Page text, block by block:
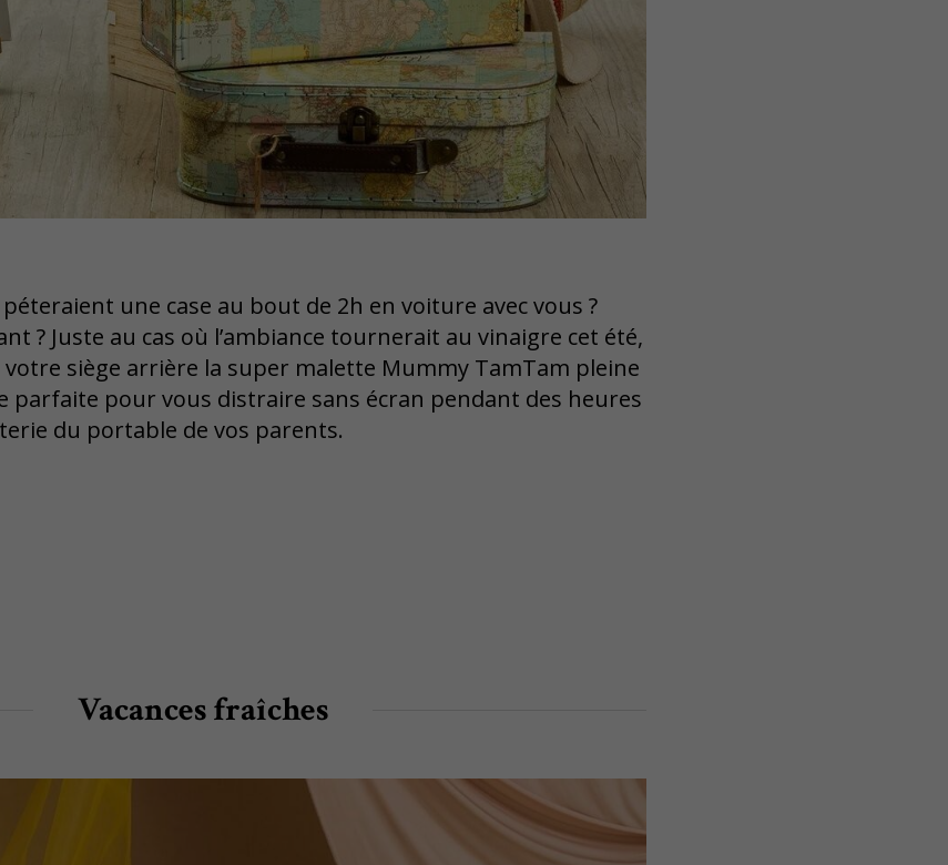
une case au bout de 2h en voiture avec vous ?
? Juste au cas où l’ambiance tournerait au vinaigre cet été,
siège arrière la super malette Mummy TamTam pleine
parfaite pour vous distraire sans écran pendant des heures
du portable de vos parents.
Vacances fraîches